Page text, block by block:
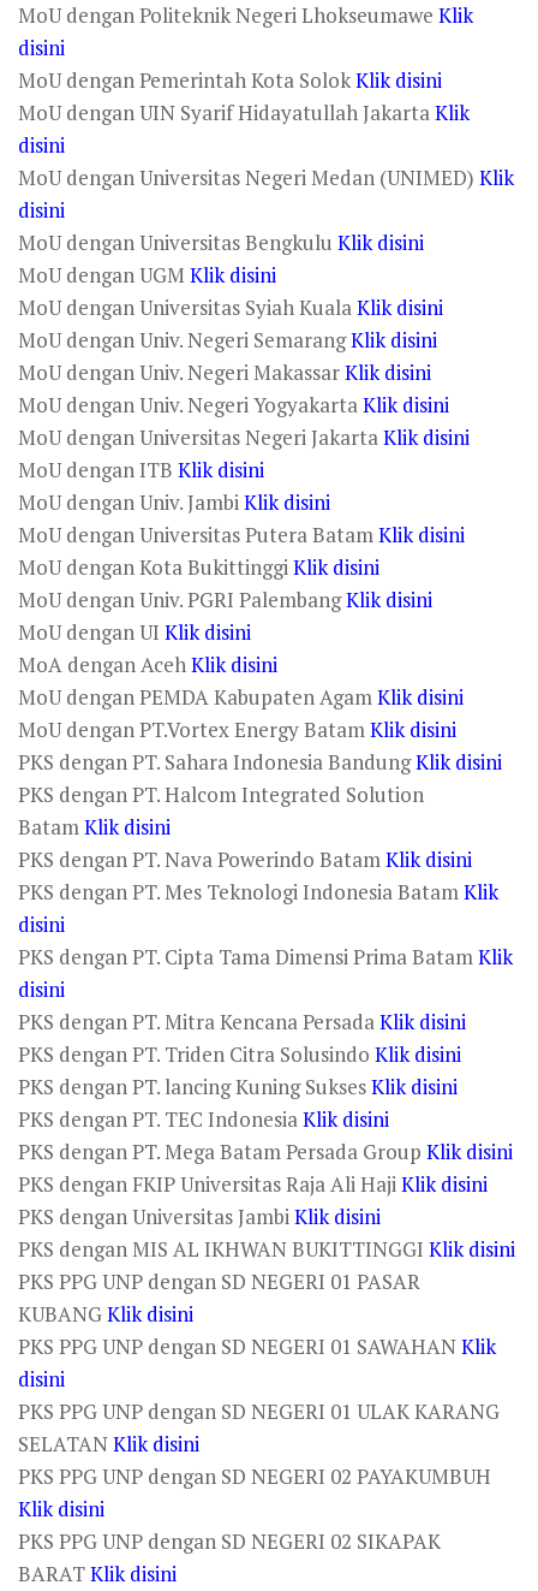
MoU dengan Politeknik Negeri Lhokseumawe Klik
disini
MoU dengan Pemerintah Kota SolokKlik disini
MoU dengan UIN Syarif Hidayatullah JakartaKlik
disini
MoU dengan Universitas Negeri Medan (UNIMED) Klik
disini
MoU dengan Universitas Bengkulu Klik disini
MoU dengan UGM Klik disini
MoU dengan Universitas Syiah KualaKlik disini
MoU dengan Univ. Negeri SemarangKlik disini
MoU dengan Univ. Negeri MakassarKlik disini
MoU dengan Univ. Negeri YogyakartaKlik disini
MoU dengan Universitas Negeri JakartaKlik disini
MoU dengan ITB Klik disini
MoU dengan Univ. JambiKlik disini
MoU dengan Universitas Putera BatamKlik disini
MoU dengan Kota BukittinggiKlik disini
MoU dengan Univ. PGRI PalembangKlik disini
MoU dengan UI Klik disini
MoA dengan AcehKlik disini
MoU dengan PEMDA Kabupaten AgamKlik disini
MoU dengan PT.Vortex Energy BatamKlik disini
PKS dengan PT. Sahara Indonesia BandungKlik disini
PKS dengan PT. Halcom Integrated Solution
BatamKlik disini
PKS dengan PT. Nava Powerindo BatamKlik disini
PKS dengan PT. Mes Teknologi Indonesia BatamKlik
disini
PKS dengan PT. Cipta Tama Dimensi Prima BatamKlik
disini
PKS dengan PT. Mitra Kencana PersadaKlik disini
PKS dengan PT. Triden Citra Solusindo Klik disini
PKS dengan PT. lancing Kuning SuksesKlik disini
PKS dengan PT. TEC IndonesiaKlik disini
PKS dengan PT. Mega Batam Persada Group Klik disini
PKS dengan FKIP Universitas Raja Ali HajiKlik disini
PKS dengan Universitas JambiKlik disini
PKS dengan MIS AL IKHWAN BUKITTINGGI Klik disini
PKS PPG UNP dengan SD NEGERI 01 PASAR
KUBANGKlik disini
PKS PPG UNP dengan SD NEGERI 01 SAWAHANKlik
disini
PKS PPG UNP dengan SD NEGERI 01 ULAK KARANG
SELATANKlik disini
PKS PPG UNP dengan SD NEGERI 02 PAYAKUMBUH
Klik disini
PKS PPG UNP dengan SD NEGERI 02 SIKAPAK
BARATKlik disini